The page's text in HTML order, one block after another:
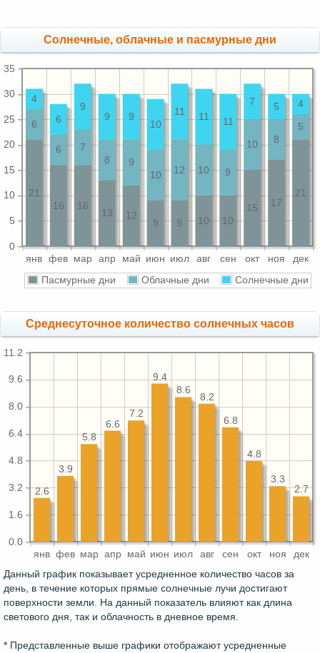
Cолнечные, облачные и пасмурные дни
янв фев мар апр май июн июл авг сен окт ноя дек
0
5
10
15
20
25
30
35
21
17
15
10
10
9
9
12
13
16
16
21
5
8
10
9
10
12
10
9
8
7
6
6
4
5
7
11
11
11
10
9
9
9
6
4
Пасмурные дни Облачные дни Солнечные дни
Среднесуточное количество солнечных часов
янв фев мар апр май июн июл авг сен окт ноя дек
0.0
1.6
3.2
4.8
6.4
8.0
9.6
11.2
2.7
3.3
4.8
6.8
8.2
8.6
9.4
7.2
6.6
5.8
3.9
2.6
Данный график показывает усредненное количество часов за
день, в течение которых прямые солнечные лучи достигают
поверхности земли. На данный показатель влияют как длина
светового дня, так и облачность в дневное время.
* Представленные выше графики отображают усредненные